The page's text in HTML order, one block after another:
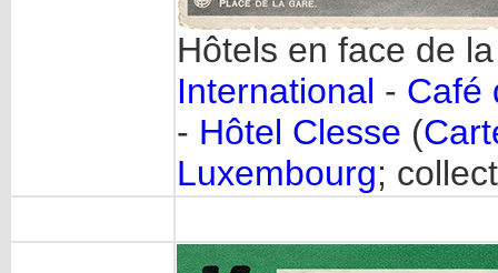
Hôtels en face de
International - Café
- Hôtel Clesse (
Luxembourg;